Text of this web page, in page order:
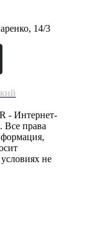
14/3
- Интернет-
Все права
не